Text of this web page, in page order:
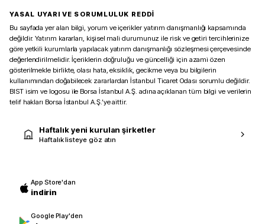
YASAL UYARI VE SORUMLULUK REDDİ
Bu sayfada yer alan bilgi, yorum ve içerikler yatırım danışmanlığı kapsamında
değildir. Yatırım kararları, kişisel mali durumunuz ile risk ve getiri tercihlerinize
göre yetkili kurumlarla yapılacak yatırım danışmanlığı sözleşmesi çerçevesinde
değerlendirilmelidir. İçeriklerin doğruluğu ve güncelliği için azami özen
gösterilmekle birlikte, olası hata, eksiklik, gecikme veya bu bilgilerin
kullanımından doğabilecek zararlardan İstanbul Ticaret Odası sorumlu değildir.
BIST isim ve logosu ile Borsa İstanbul A.Ş. adına açıklanan tüm bilgi ve verilerin
telif hakları Borsa İstanbul A.Ş.’ye aittir.
Haftalık yeni kurulan şirketler
Haftalık listeye göz atın
App Store'dan
indirin
Google Play'den